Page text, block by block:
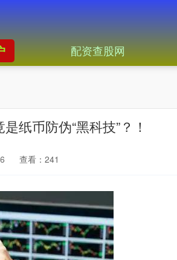
配资查股网
纸币防伪“黑科技”？！
查看：241